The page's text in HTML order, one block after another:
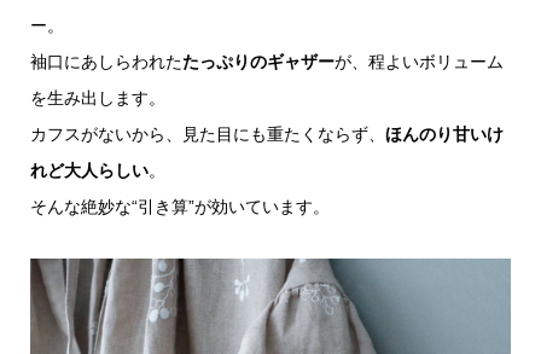
ー。
袖口にあしらわれたたっぷりのギャザーが、程よいボリューム
を生み出します。
カフスがないから、見た目にも重たくならず、 ほんのり甘いけ
れど大人らしい。
そんな絶妙な“引き算”が効いています。